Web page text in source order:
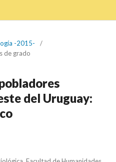
-2015-
/
de grado
del Uruguay: